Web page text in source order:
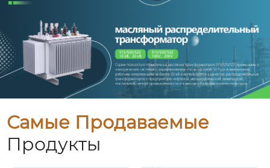
Самые Продаваемые
Продукты